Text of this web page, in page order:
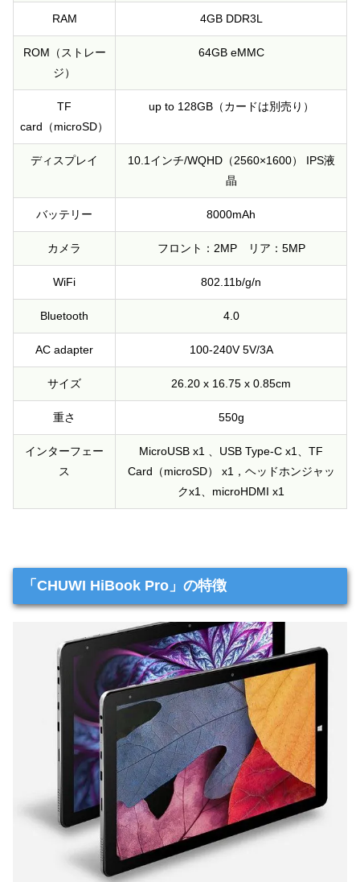
RAM 4GB DDR3L
ROM（ストレー
ジ）
64GB eMMC
TF
card（microSD）
up to 128GB（カードは別売り）
ディスプレイ
10.1インチ/WQHD（2560×1600） IPS液
晶
バッテリー 8000mAh
カメラ フロント：2MP リア：5MP
WiFi 802.11b/g/n
Bluetooth 4.0
AC adapter 100-240V 5V/3A
サイズ 26.20 x 16.75 x 0.85cm
重さ 550g
インターフェー
ス
MicroUSB x1 、USB Type-C x1、TF
Card（microSD） x1，ヘッドホンジャッ
クx1、microHDMI x1
「CHUWI HiBook Pro」の特徴